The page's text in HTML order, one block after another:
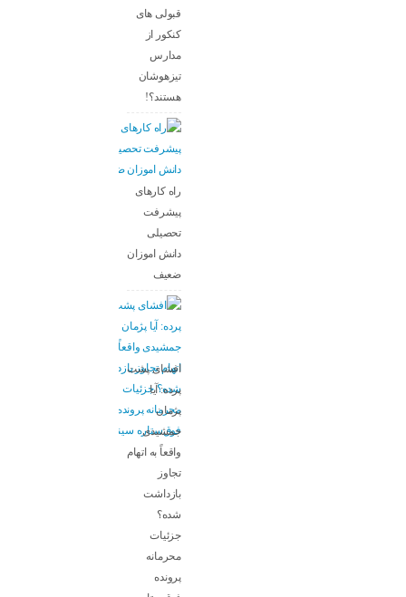
قبولی های
کنکور از
مدارس
تیزهوشان
هستند؟!
راه کارهای
پیشرفت
تحصیلی
دانش اموزان
ضعیف
افشای پشت
پرده: آیا
پژمان
جمشیدی
واقعاً به اتهام
تجاوز
بازداشت
شده؟
جزئیات
محرمانه
پرونده